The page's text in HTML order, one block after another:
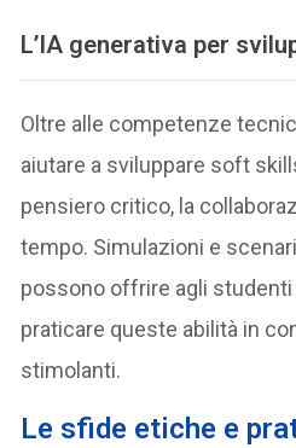
L’IA generativa per
Oltre alle competenze
aiutare a sviluppare soft
pensiero critico, la
tempo. Simulazioni e
possono offrire agli studenti
praticare queste abilità in
stimolanti.
Le sfide etiche e